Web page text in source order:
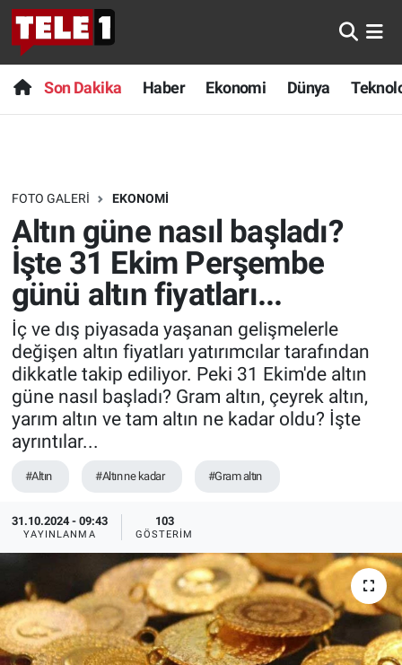
Son Dakika Haber Ekonomi Dünya
FOTO GALERI EKONOMI
Altın güne nasıl başladı?
İşte 31 Ekim Perşembe
günü altın fiyatları...
İç ve dış piyasada yaşanan gelişmelerle
değişen altın fiyatları yatırımcılar tarafından
dikkatle takip ediliyor. Peki 31 Ekim'de altın
güne nasıl başladı? Gram altın, çeyrek altın,
yarım altın ve tam altın ne kadar oldu? İşte
ayrıntılar...
#Altın #Altın ne kadar #Gram altın
31.10.2024 - 09:43
YAYINLANMA
103
GÖSTERIM
Anında Manşet
Başka Sohbetler
Bilim turu
Bilim ve Teknoloji Evreni
Doğa Konuşuyor
Dünya
Ege Saati
Ege'den Esintiler
Eğitim
Eğlence
Ekonomi
Forum
Son Dakika
Haber
Dünya
Teknoloji
Sağlık
Spor
Yayın Akışı
İletişim
Nöbetçi Eczaneler
Hava Durumu
Trafik Durumu
Süper Lig Puan Durumu ve Fikstür
Tüm Manşetler
Son Dakika Haberleri
Haber Arşivi